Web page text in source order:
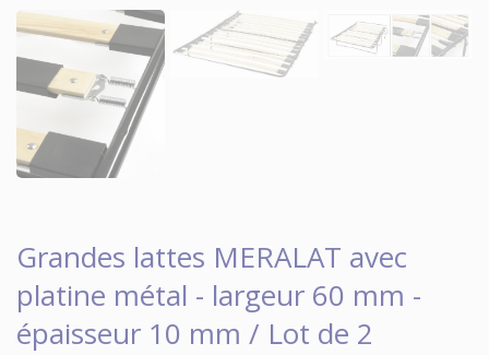
Grandes lattes MERALAT avec
platine métal - largeur 60 mm -
épaisseur 10 mm / Lot de 2